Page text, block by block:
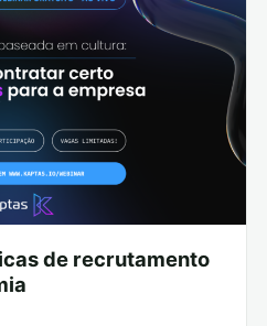
de recrutamento